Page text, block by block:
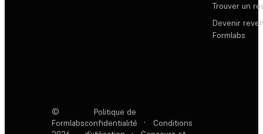
Trouver un
Devenir
Formlabs
©
Formlabs
Politique de
confidentialité
·
Conditions